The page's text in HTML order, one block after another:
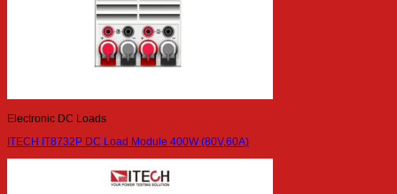
Electronic DC Loads
ITECH IT8732P DC Load Module 400W (80V,60A)